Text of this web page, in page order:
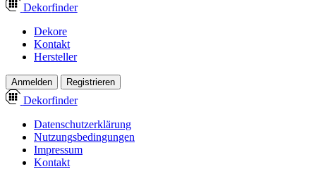
Dekorfinder
Dekore
Kontakt
Hersteller
Anmelden Registrieren
Dekorfinder
Datenschutzerklärung
Nutzungsbedingungen
Impressum
Kontakt